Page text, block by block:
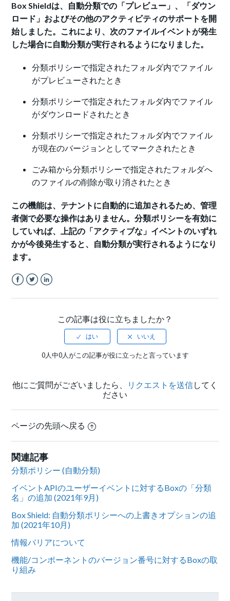
Box Shieldは、自動分類での「プレビュー」、「ダウン
ロード」およびその他のアクティビティのサポートを開
始しました。これにより、次のファイルイベントが発生
した場合に自動分類が実行されるようになりました。
分類ポリシーで指定されたフォルダ内でファイル
がプレビューされたとき
分類ポリシーで指定されたフォルダ内でファイル
がダウンロードされたとき
分類ポリシーで指定されたフォルダ内でファイル
が現在のバージョンとしてマークされたとき
ごみ箱から分類ポリシーで指定されたフォルダへ
のファイルの削除が取り消されたとき
この機能は、テナントに自動的に追加されるため、管理
者側で必要な操作はありません。分類ポリシーを有効に
していれば、上記の「アクティブな」イベントのいずれ
かが今後発生すると、自動分類が実行されるようになり
ます。
この記事は役に立ちましたか？
0人中0人がこの記事が役に立ったと言っています
他にご質問がございましたら、 リクエストを送信してく
ださい
ページの先頭へ戻る
関連記事
分類ポリシー (自動分類)
イベントAPIのユーザーイベントに対するBoxの「分類
名」の追加 (2021年9月)
Box Shield: 自動分類ポリシーへの上書きオプションの追
加 (2021年10月)
情報バリアについて
機能/コンポーネントのバージョン番号に対するBoxの取
り組み